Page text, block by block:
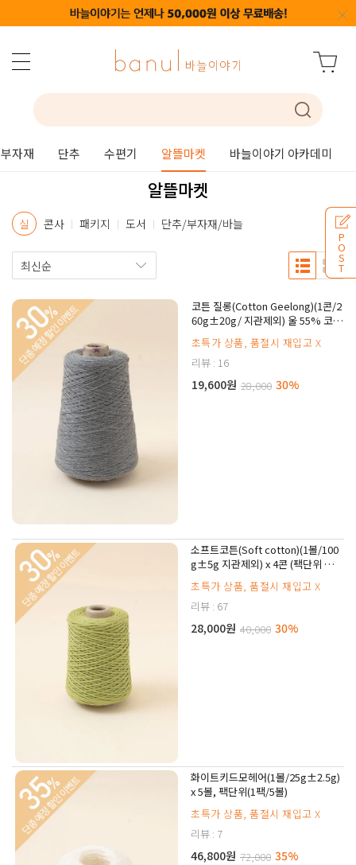
부자재 단추 수편기 알뜰마켓 바늘이야기 아카데미
P
O
S
T
알뜰마켓
실 콘사 패키지 도서 단추/부자재/바늘
코튼 질롱(Cotton Geelong)(1콘/2
60g±20g/ 지관제외) 울 55% 코튼
45%
초특가 상품, 품절시 재입고 X
리뷰 : 16
19,600원 28,000 30%
소프트코튼(Soft cotton)(1볼/100
g±5g 지관제외) x 4콘 (팩단위 판
초특가 상품, 품절시 재입고 X
리뷰 : 67
28,000원 40,000 30%
화이트키드모헤어(1볼/25g±2.5g)
x 5볼, 팩단위(1팩/5볼)
초특가 상품, 품절시 재입고 X
리뷰 : 7
46,800원 72,000 35%